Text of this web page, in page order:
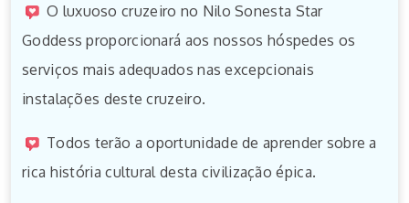
O luxuoso cruzeiro no Nilo Sonesta Star
Goddess proporcionará aos nossos hóspedes os
serviços mais adequados nas excepcionais
instalações deste cruzeiro.
Todos terão a oportunidade de aprender sobre a
rica história cultural desta civilização épica.